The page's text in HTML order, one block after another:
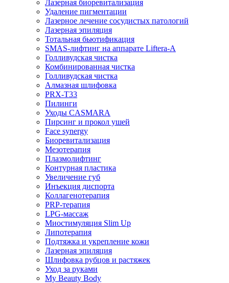
Лазерная биоревитализация
Удаление пигментации
Лазерное лечение сосудистых патологий
Лазерная эпиляция
Тотальная бьютификация
SMAS-лифтинг на аппарате Liftera-A
Голливудская чистка
Комбинированная чистка
Голливудская чистка
Алмазная шлифовка
PRX-T33
Пилинги
Уходы CASMARA
Пирсинг и прокол ушей
Face synergy
Биоревитализация
Мезотерапия
Плазмолифтинг
Контурная пластика
Увеличение губ
Инъекция диспорта
Коллагенотерапия
PRP-терапия
LPG-массаж
Миостимуляция Slim Up
Липотерапия
Подтяжка и укрепление кожи
Лазерная эпиляция
Шлифовка рубцов и растяжек
Уход за руками
My Beauty Body